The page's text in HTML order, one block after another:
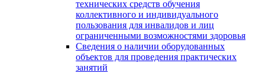
технических средств обучения
коллективного и индивидуального
пользования для инвалидов и лиц
ограниченными возможностями здоровья
Сведения о наличии оборудованных
объектов для проведения практических
занятий